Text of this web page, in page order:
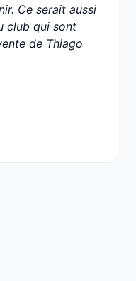
Ce serait aussi
club qui sont
de Thiago